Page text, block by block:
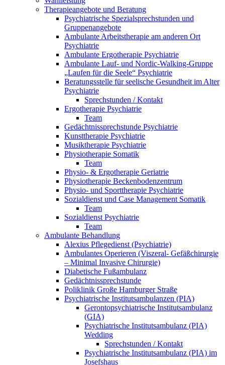
Therapieangebote und Beratung
Psychiatrische Spezialsprechstunden und
Gruppenangebote
Ambulante Arbeitstherapie am anderen Ort
Psychiatrie
Ambulante Ergotherapie Psychiatrie
Ambulante Lauf- und Nordic-Walking-Gruppe
„Laufen für die Seele“ Psychiatrie
Beratungsstelle für seelische Gesundheit im Alter
Psychiatrie
Sprechstunden / Kontakt
Ergotherapie Psychiatrie
Team
Gedächtnissprechstunde Psychiatrie
Kunsttherapie Psychiatrie
Musiktherapie Psychiatrie
Physiotherapie Somatik
Team
Physio- & Ergotherapie Geriatrie
Physiotherapie Beckenbodenzentrum
Physio- und Sporttherapie Psychiatrie
Sozialdienst und Case Management Somatik
Team
Sozialdienst Psychiatrie
Team
Ambulante Behandlung
Alexius Pflegedienst (Psychiatrie)
Ambulantes Operieren (Viszeral- Gefäßchirurgie
– Minimal Invasive Chirurgie)
Diabetische Fußambulanz
Gedächtnissprechstunde
Poliklinik Große Hamburger Straße
Psychiatrische Institutsambulanzen (PIA)
Gerontopsychiatrische Institutsambulanz
(GIA)
Psychiatrische Institutsambulanz (PIA)
Wedding
Sprechstunden / Kontakt
Psychiatrische Institutsambulanz (PIA) im
Josefshaus